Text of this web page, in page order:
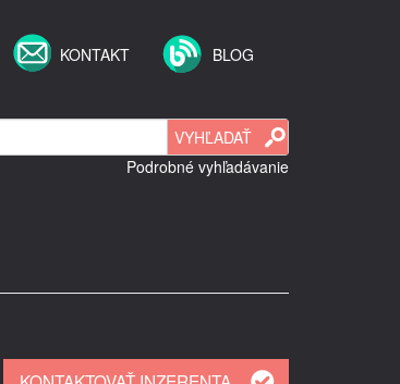
KONTAKT BLOG
Podrobné vyhľadávanie